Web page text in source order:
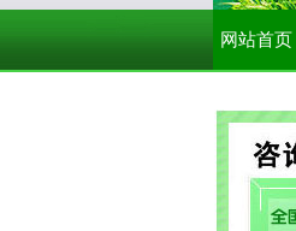
网站首页